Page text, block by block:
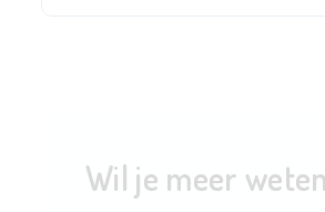
Wil je meer